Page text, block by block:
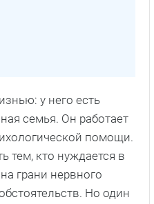
у него есть
семья. Он работает
помощи.
тем, кто нуждается в
грани нервного
Но один